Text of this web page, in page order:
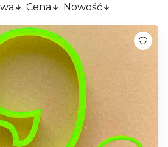
Cena Nowość